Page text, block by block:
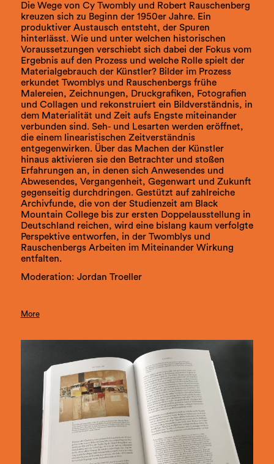
Die Wege von Cy Twombly und Robert Rauschenberg
kreuzen sich zu Beginn der 1950er Jahre. Ein
produktiver Austausch entsteht, der Spuren
hinterlässt. Wie und unter welchen historischen
Voraussetzungen verschiebt sich dabei der Fokus vom
Ergebnis auf den Prozess und welche Rolle spielt der
Materialgebrauch der Künstler? Bilder im Prozess
erkundet Twomblys und Rauschenbergs frühe
Malereien, Zeichnungen, Druckgrafiken, Fotografien
und Collagen und rekonstruiert ein Bildverständnis, in
dem Materialität und Zeit aufs Engste miteinander
verbunden sind. Seh- und Lesarten werden eröffnet,
die einem linearistischen Zeitverständnis
entgegenwirken. Über das Machen der Künstler
hinaus aktivieren sie den Betrachter und stoßen
Erfahrungen an, in denen sich Anwesendes und
Abwesendes, Vergangenheit, Gegenwart und Zukunft
gegenseitig durchdringen. Gestützt auf zahlreiche
Archivfunde, die von der Studienzeit am Black
Mountain College bis zur ersten Doppelausstellung in
Deutschland reichen, wird eine bislang kaum verfolgte
Perspektive entworfen, in der Twomblys und
Rauschenbergs Arbeiten im Miteinander Wirkung
entfalten.
Moderation: Jordan Troeller
More